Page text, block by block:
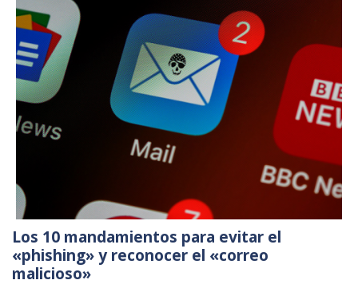
Los 10 mandamientos para evitar el
«phishing» y reconocer el «correo
malicioso»